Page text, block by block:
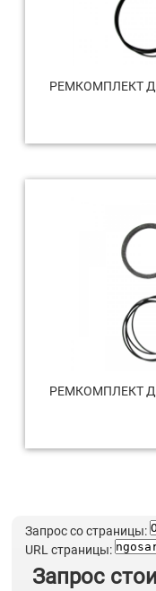
РЕМКОМПЛЕКТ
РЕМКОМПЛЕКТ
Запрос со страницы:
URL страницы:
Запрос